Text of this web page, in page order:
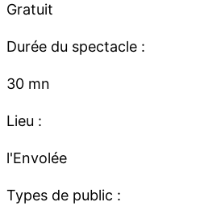
Gratuit
Durée du spectacle :
30 mn
Lieu :
l'Envolée
Types de public :